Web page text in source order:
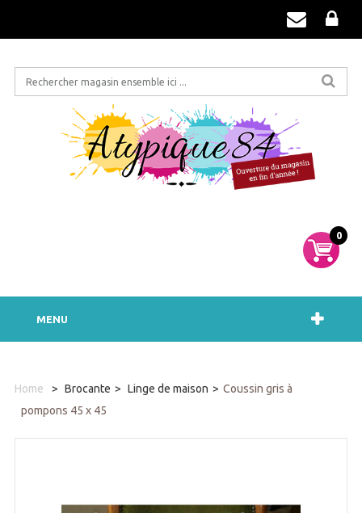
0
MENU
Home > Brocante > Linge de maison > Coussin gris à
pompons 45 x 45